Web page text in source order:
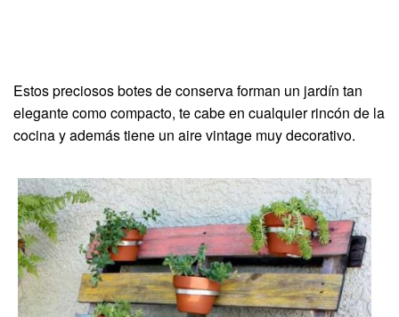
Estos preciosos botes de conserva forman un jardín tan
elegante como compacto, te cabe en cualquier rincón de la
cocina y además tiene un aire vintage muy decorativo.